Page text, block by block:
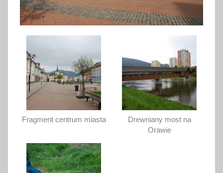
Fragment centrum miasta
Drewniany most na
Orawie